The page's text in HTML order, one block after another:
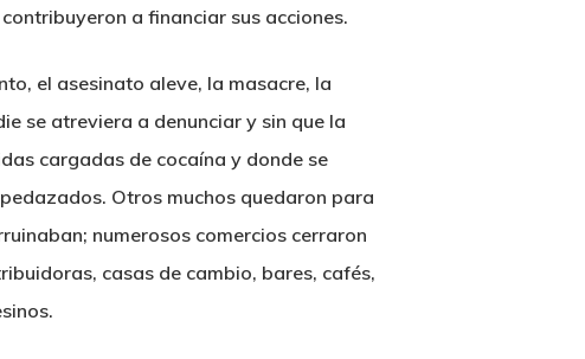
a financiar sus acciones.
el asesinato aleve, la masacre, la
se atreviera a denunciar y sin que la
cargadas de cocaína y donde se
Otros muchos quedaron para
numerosos comercios cerraron
casas de cambio, bares, cafés,